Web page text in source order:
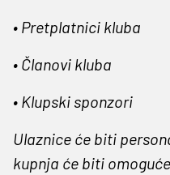
• Pretplatnici kluba
• Članovi kluba
• Klupski sponzori
Ulaznice će biti
kupnja će biti